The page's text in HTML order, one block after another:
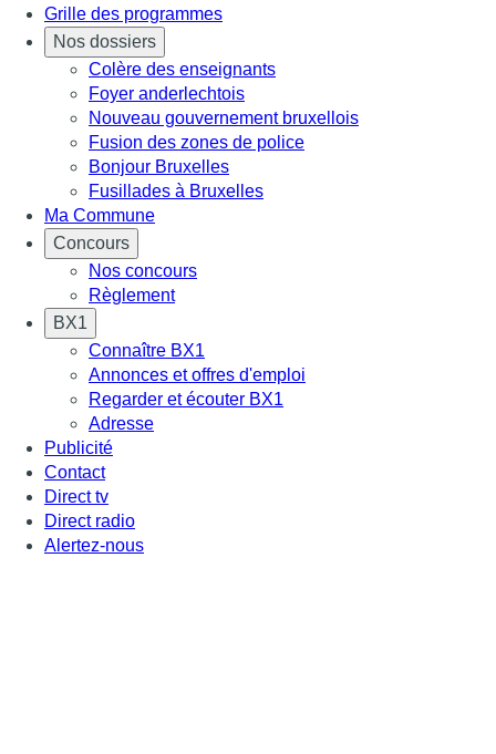
Grille des programmes
Nos dossiers
Colère des enseignants
Foyer anderlechtois
Nouveau gouvernement bruxellois
Fusion des zones de police
Bonjour Bruxelles
Fusillades à Bruxelles
Ma Commune
Concours
Nos concours
Règlement
BX1
Connaître BX1
Annonces et offres d'emploi
Regarder et écouter BX1
Adresse
Publicité
Contact
Direct tv
Direct radio
Alertez-nous